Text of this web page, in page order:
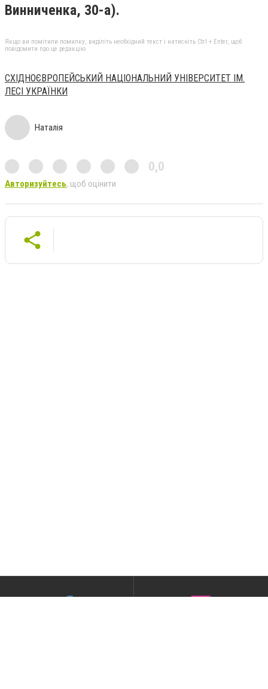
Винниченка, 30-а).
Якщо ви помітили помилку, виділіть необхідний текст і натисніть Ctrl + Enter, щоб
повідомити про це редакцію
СХІДНОЄВРОПЕЙСЬКИЙ НАЦІОНАЛЬНИЙ УНІВЕРСИТЕТ ІМ.
ЛЕСІ УКРАЇНКИ
Наталія
0,0
Авторизуйтесь, щоб оцінити